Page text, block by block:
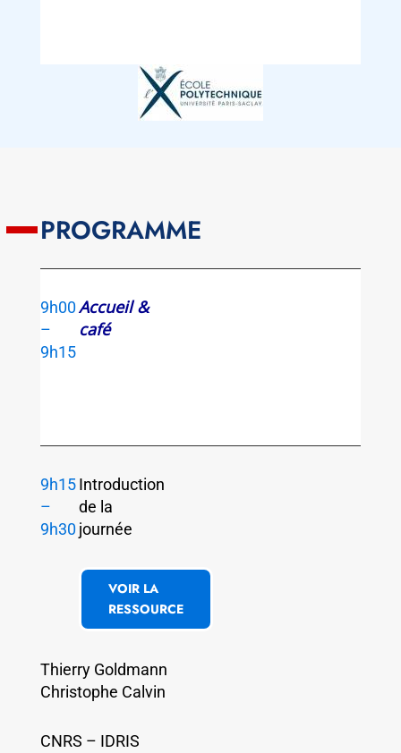
PROGRAMME
9h00
–
9h15
Accueil &
café
9h15
–
9h30
Introduction
de la
journée
VOIR LA
RESSOURCE
Thierry Goldmann
Christophe Calvin
CNRS – IDRIS